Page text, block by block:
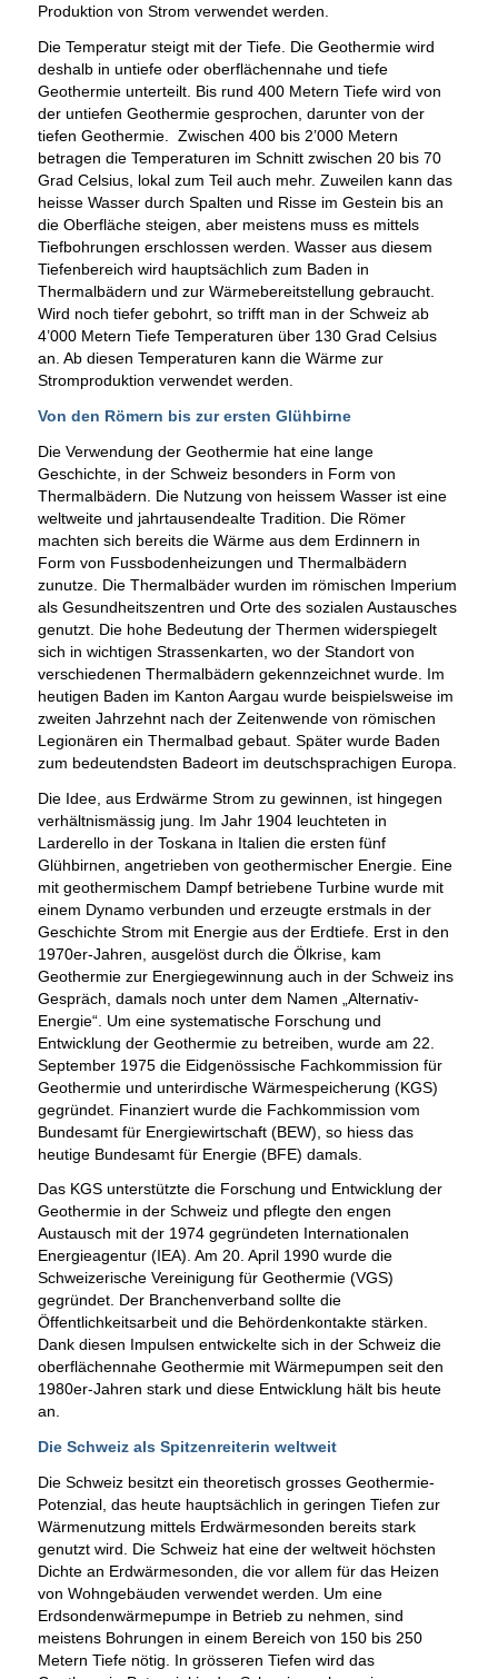
Produktion von Strom verwendet werden.
Die Temperatur steigt mit der Tiefe. Die Geothermie wird
deshalb in untiefe oder oberflächennahe und tiefe
Geothermie unterteilt. Bis rund 400 Metern Tiefe wird von
der untiefen Geothermie gesprochen, darunter von der
tiefen Geothermie. Zwischen 400 bis 2’000 Metern
betragen die Temperaturen im Schnitt zwischen 20 bis 70
Grad Celsius, lokal zum Teil auch mehr. Zuweilen kann das
heisse Wasser durch Spalten und Risse im Gestein bis an
die Oberfläche steigen, aber meistens muss es mittels
Tiefbohrungen erschlossen werden. Wasser aus diesem
Tiefenbereich wird hauptsächlich zum Baden in
Thermalbädern und zur Wärmebereitstellung gebraucht.
Wird noch tiefer gebohrt, so trifft man in der Schweiz ab
4’000 Metern Tiefe Temperaturen über 130 Grad Celsius
an. Ab diesen Temperaturen kann die Wärme zur
Stromproduktion verwendet werden.
Von den Römern bis zur ersten Glühbirne
Die Verwendung der Geothermie hat eine lange
Geschichte, in der Schweiz besonders in Form von
Thermalbädern. Die Nutzung von heissem Wasser ist eine
weltweite und jahrtausendealte Tradition. Die Römer
machten sich bereits die Wärme aus dem Erdinnern in
Form von Fussbodenheizungen und Thermalbädern
zunutze. Die Thermalbäder wurden im römischen Imperium
als Gesundheitszentren und Orte des sozialen Austausches
genutzt. Die hohe Bedeutung der Thermen widerspiegelt
sich in wichtigen Strassenkarten, wo der Standort von
verschiedenen Thermalbädern gekennzeichnet wurde. Im
heutigen Baden im Kanton Aargau wurde beispielsweise im
zweiten Jahrzehnt nach der Zeitenwende von römischen
Legionären ein Thermalbad gebaut. Später wurde Baden
zum bedeutendsten Badeort im deutschsprachigen Europa.
Die Idee, aus Erdwärme Strom zu gewinnen, ist hingegen
verhältnismässig jung. Im Jahr 1904 leuchteten in
Larderello in der Toskana in Italien die ersten fünf
Glühbirnen, angetrieben von geothermischer Energie. Eine
mit geothermischem Dampf betriebene Turbine wurde mit
einem Dynamo verbunden und erzeugte erstmals in der
Geschichte Strom mit Energie aus der Erdtiefe. Erst in den
1970er-Jahren, ausgelöst durch die Ölkrise, kam
Geothermie zur Energiegewinnung auch in der Schweiz ins
Gespräch, damals noch unter dem Namen „Alternativ-
Energie“. Um eine systematische Forschung und
Entwicklung der Geothermie zu betreiben, wurde am 22.
September 1975 die Eidgenössische Fachkommission für
Geothermie und unterirdische Wärmespeicherung (KGS)
gegründet. Finanziert wurde die Fachkommission vom
Bundesamt für Energiewirtschaft (BEW), so hiess das
heutige Bundesamt für Energie (BFE) damals.
Das KGS unterstützte die Forschung und Entwicklung der
Geothermie in der Schweiz und pflegte den engen
Austausch mit der 1974 gegründeten Internationalen
Energieagentur (IEA). Am 20. April 1990 wurde die
Schweizerische Vereinigung für Geothermie (VGS)
gegründet. Der Branchenverband sollte die
Öffentlichkeitsarbeit und die Behördenkontakte stärken.
Dank diesen Impulsen entwickelte sich in der Schweiz die
oberflächennahe Geothermie mit Wärmepumpen seit den
1980er-Jahren stark und diese Entwicklung hält bis heute
an.
Die Schweiz als Spitzenreiterin weltweit
Die Schweiz besitzt ein theoretisch grosses Geothermie-
Potenzial, das heute hauptsächlich in geringen Tiefen zur
Wärmenutzung mittels Erdwärmesonden bereits stark
genutzt wird. Die Schweiz hat eine der weltweit höchsten
Dichte an Erdwärmesonden, die vor allem für das Heizen
von Wohngebäuden verwendet werden. Um eine
Erdsondenwärmepumpe in Betrieb zu nehmen, sind
meistens Bohrungen in einem Bereich von 150 bis 250
Metern Tiefe nötig. In grösseren Tiefen wird das